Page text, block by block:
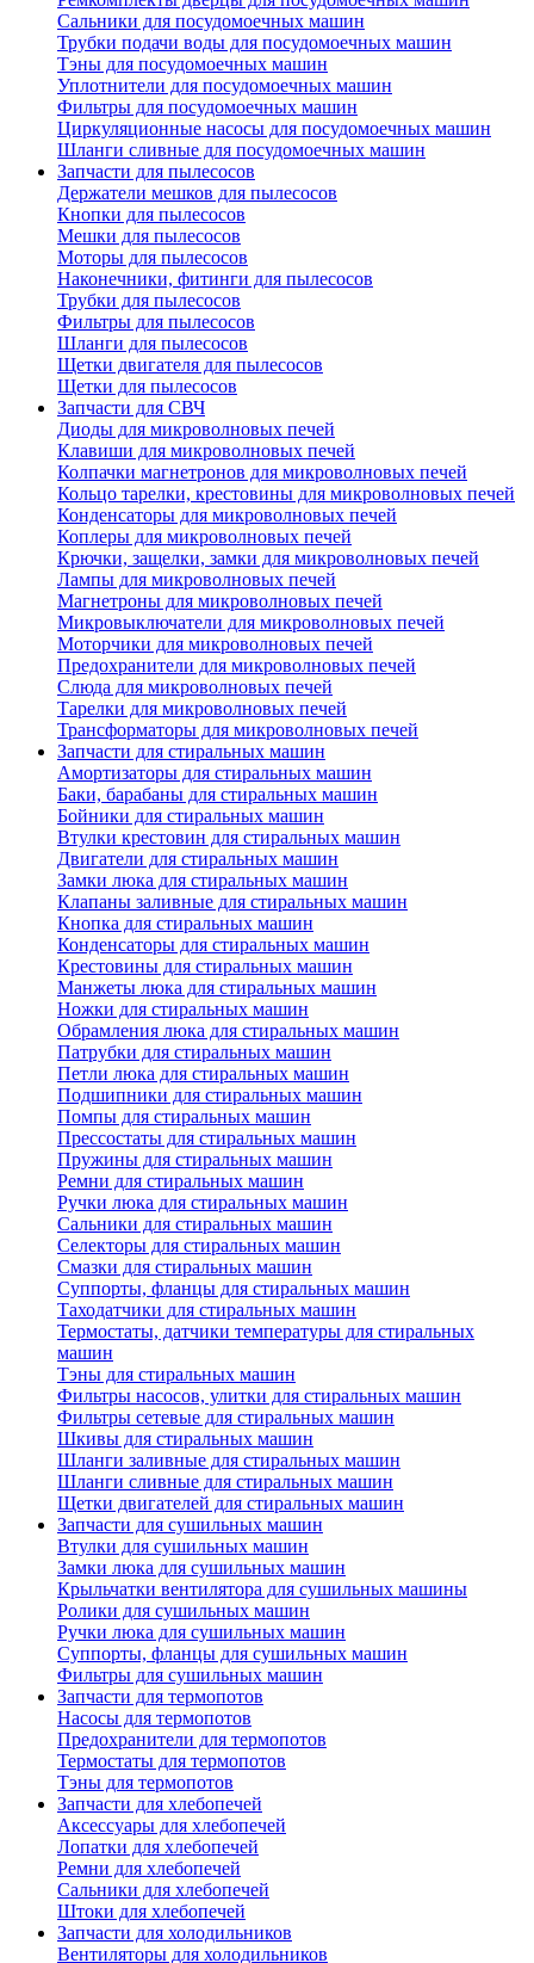
Сальники для посудомоечных машин
Трубки подачи воды для посудомоечных машин
Тэны для посудомоечных машин
Уплотнители для посудомоечных машин
Фильтры для посудомоечных машин
Циркуляционные насосы для посудомоечных машин
Шланги сливные для посудомоечных машин
Запчасти для пылесосов
Держатели мешков для пылесосов
Кнопки для пылесосов
Мешки для пылесосов
Моторы для пылесосов
Наконечники, фитинги для пылесосов
Трубки для пылесосов
Фильтры для пылесосов
Шланги для пылесосов
Щетки двигателя для пылесосов
Щетки для пылесосов
Запчасти для СВЧ
Диоды для микроволновых печей
Клавиши для микроволновых печей
Колпачки магнетронов для микроволновых печей
Кольцо тарелки, крестовины для микроволновых печей
Конденсаторы для микроволновых печей
Коплеры для микроволновых печей
Крючки, защелки, замки для микроволновых печей
Лампы для микроволновых печей
Магнетроны для микроволновых печей
Микровыключатели для микроволновых печей
Моторчики для микроволновых печей
Предохранители для микроволновых печей
Слюда для микроволновых печей
Тарелки для микроволновых печей
Трансформаторы для микроволновых печей
Запчасти для стиральных машин
Амортизаторы для стиральных машин
Баки, барабаны для стиральных машин
Бойники для стиральных машин
Втулки крестовин для стиральных машин
Двигатели для стиральных машин
Замки люка для стиральных машин
Клапаны заливные для стиральных машин
Кнопка для стиральных машин
Конденсаторы для стиральных машин
Крестовины для стиральных машин
Манжеты люка для стиральных машин
Ножки для стиральных машин
Обрамления люка для стиральных машин
Патрубки для стиральных машин
Петли люка для стиральных машин
Подшипники для стиральных машин
Помпы для стиральных машин
Прессостаты для стиральных машин
Пружины для стиральных машин
Ремни для стиральных машин
Ручки люка для стиральных машин
Сальники для стиральных машин
Селекторы для стиральных машин
Смазки для стиральных машин
Суппорты, фланцы для стиральных машин
Таходатчики для стиральных машин
Термостаты, датчики температуры для стиральных
машин
Тэны для стиральных машин
Фильтры насосов, улитки для стиральных машин
Фильтры сетевые для стиральных машин
Шкивы для стиральных машин
Шланги заливные для стиральных машин
Шланги сливные для стиральных машин
Щетки двигателей для стиральных машин
Запчасти для сушильных машин
Втулки для сушильных машин
Замки люка для сушильных машин
Крыльчатки вентилятора для сушильных машины
Ролики для сушильных машин
Ручки люка для сушильных машин
Суппорты, фланцы для сушильных машин
Фильтры для сушильных машин
Запчасти для термопотов
Насосы для термопотов
Предохранители для термопотов
Термостаты для термопотов
Тэны для термопотов
Запчасти для хлебопечей
Аксессуары для хлебопечей
Лопатки для хлебопечей
Ремни для хлебопечей
Сальники для хлебопечей
Штоки для хлебопечей
Запчасти для холодильников
Вентиляторы для холодильников